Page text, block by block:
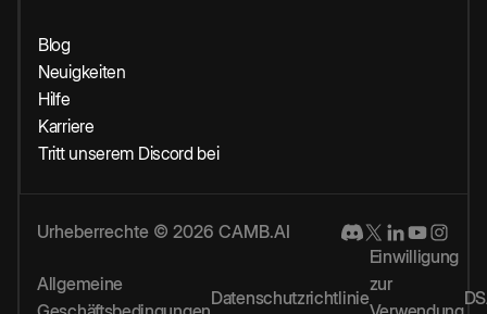
Blog
Neuigkeiten
Hilfe
Karriere
Tritt unserem Discord bei
Urheberrechte © 2026 CAMB.AI
Allgemeine
Datenschutzrichtlinie
Einwilligung
zur